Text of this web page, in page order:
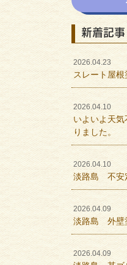
新着記事
2026.04.23
スレート屋
2026.04.10
いよいよ天
りました。
2026.04.10
淡路島 不安
2026.04.09
淡路島 外壁
2026.04.09